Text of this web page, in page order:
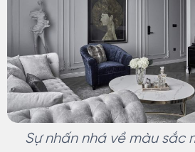
Sự nhấn nhá về màu sắc